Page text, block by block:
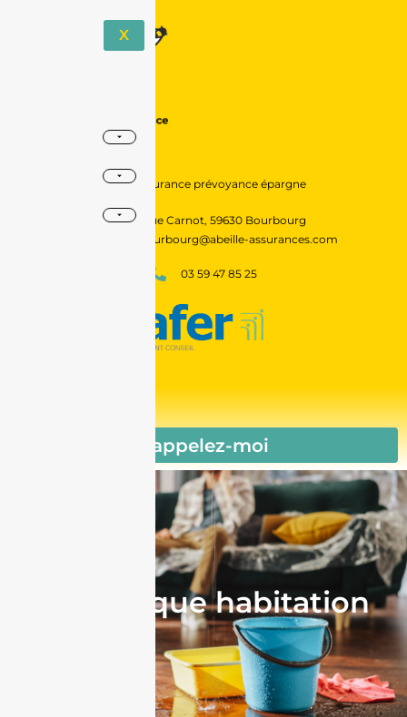
assurance prévoyance épargne
6 rue Carnot, 59630 Bourbourg
agencebourbourg@abeille-assurances.com
03 59 47 85 25
X
Rappelez-moi
Multirisque habitation